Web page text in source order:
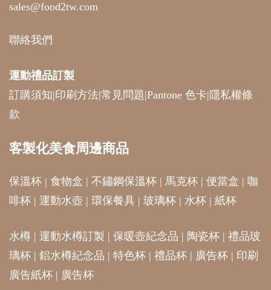
sales@food2tw.com
聯絡我們
運動禮品訂製
訂購須知|印刷方法|常見問題|Pantone 色卡| 隱私權條
款
客製化美食周邊商品
保溫杯 | 食物盒 | 不鏽鋼保溫杯 | 馬克杯 | 便當盒 | 咖
啡杯 | 運動水壺 | 環保餐具 | 玻璃杯 | 水杯 | 紙杯
水樽 | 運動水樽訂製 | 保暖壺紀念品 | 陶瓷杯 | 禮品玻
璃杯 | 鋁水樽紀念品 | 特色杯 | 禮品杯 | 廣告杯 | 印刷
廣告紙杯 | 廣告杯